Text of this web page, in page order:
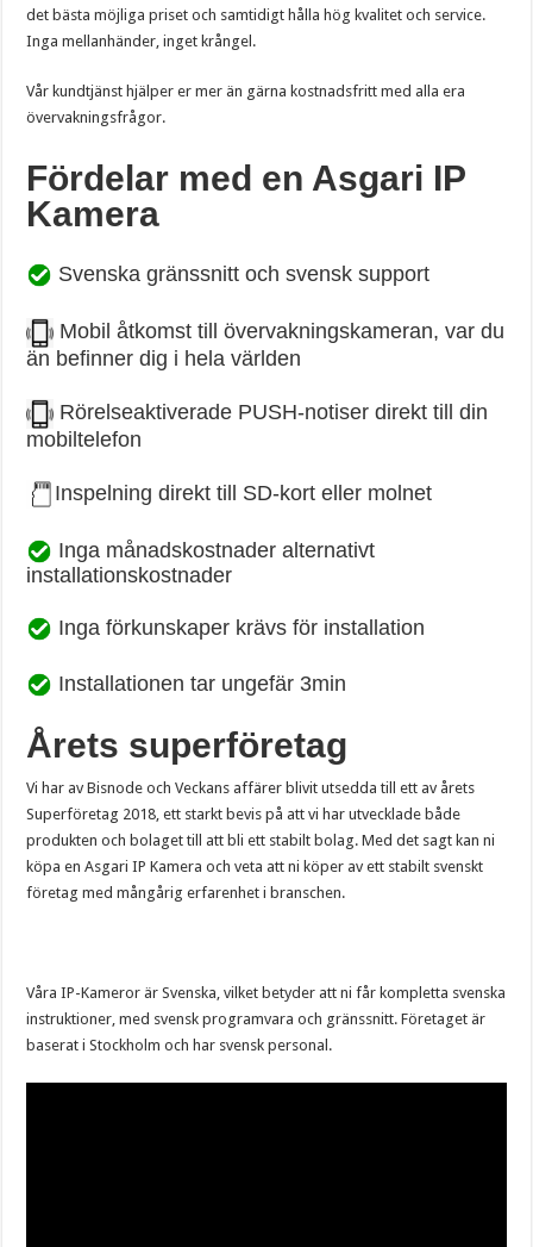
det bästa möjliga priset och samtidigt hålla hög kvalitet och service.
Inga mellanhänder, inget krångel.
Vår kundtjänst hjälper er mer än gärna kostnadsfritt med alla era
övervakningsfrågor.
Fördelar med en Asgari IP
Kamera
Svenska gränssnitt och svensk support
Mobil åtkomst till övervakningskameran, var du
än befinner dig i hela världen
Rörelseaktiverade PUSH-notiser direkt till din
mobiltelefon
Inspelning direkt till SD-kort eller molnet
Inga månadskostnader alternativt
installationskostnader
Inga förkunskaper krävs för installation
Installationen tar ungefär 3min
Årets superföretag
Vi har av Bisnode och Veckans affärer blivit utsedda till ett av årets
Superföretag 2018, ett starkt bevis på att vi har utvecklade både
produkten och bolaget till att bli ett stabilt bolag. Med det sagt kan ni
köpa en Asgari IP Kamera och veta att ni köper av ett stabilt svenskt
företag med mångårig erfarenhet i branschen.
Våra IP-Kameror är Svenska, vilket betyder att ni får kompletta svenska
instruktioner, med svensk programvara och gränssnitt. Företaget är
baserat i Stockholm och har svensk personal.